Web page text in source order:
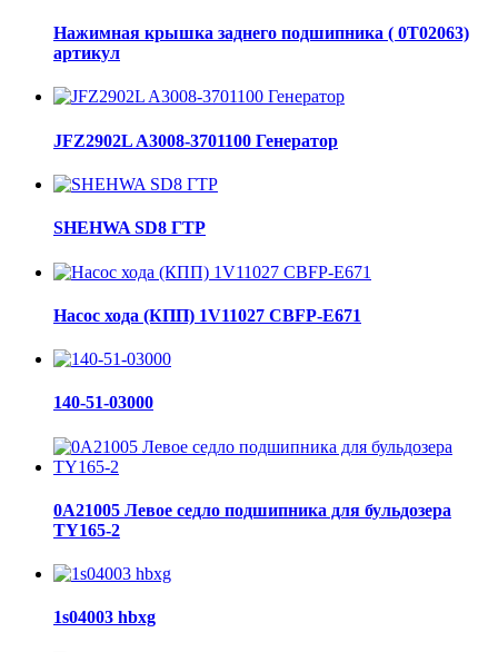
Нажимная крышка заднего подшипника ( 0Т02063)
артикул
JFZ2902L A3008-3701100 Генератор
SHEHWA SD8 ГТР
Насос хода (КПП) 1V11027 CBFP-E671
140-51-03000
0A21005 Левое седло подшипника для бульдозера
TY165-2
1s04003 hbxg